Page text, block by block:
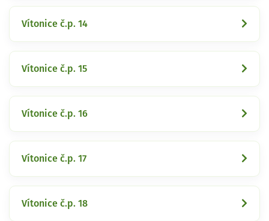
Vítonice č.p. 14
Vítonice č.p. 15
Vítonice č.p. 16
Vítonice č.p. 17
Vítonice č.p. 18